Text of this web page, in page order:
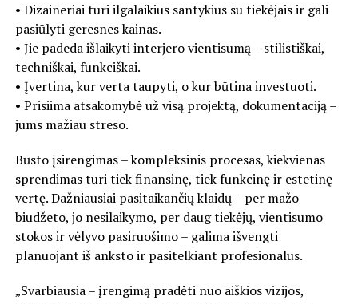
• Dizaineriai turi ilgalaikius santykius su tiekėjais ir gali
pasiūlyti geresnes kainas.
• Jie padeda išlaikyti interjero vientisumą – stilistiškai,
techniškai, funkciškai.
• Įvertina, kur verta taupyti, o kur būtina investuoti.
• Prisiima atsakomybė už visą projektą, dokumentaciją –
jums mažiau streso.
Būsto įsirengimas – kompleksinis procesas, kiekvienas
sprendimas turi tiek finansinę, tiek funkcinę ir estetinę
vertę. Dažniausiai pasitaikančių klaidų – per mažo
biudžeto, jo nesilaikymo, per daug tiekėjų, vientisumo
stokos ir vėlyvo pasiruošimo – galima išvengti
planuojant iš anksto ir pasitelkiant profesionalus.
„Svarbiausia – įrengimą pradėti nuo aiškios vizijos,